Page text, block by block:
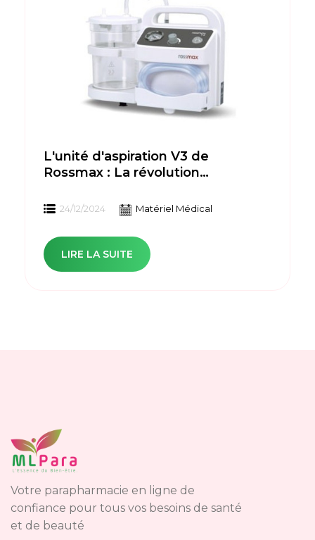
L'unité d'aspiration V3 de
Rossmax : La révolution
24/12/2024 Matériel Médical
LIRE LA SUITE
Votre parapharmacie en ligne de
confiance pour tous vos besoins de santé
et de beauté